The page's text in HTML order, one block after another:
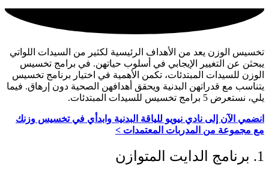
تخسيس الوزن يعد من الأهداف الرئيسية لكثير من السيدات اللواتي
يبحثن عن التغيير الإيجابي في أسلوب حياتهن. في برامج تخسيس
الوزن للسيدات المبتدئات، تكمن الأهمية في اختيار برنامج تخسيس
يتناسب مع قدراتهن البدنية ويحقق أهدافهن الصحية دون إرهاق. فيما
يلي، نستعرض 5 برامج تخسيس للسيدات المبتدئات.
انضمي الآن إلى نادي نيويو للياقة البدنية وابدأي في تخسيس وزنك
مع مجموعة من المدربات المعتمدات >
1. برنامج الدايت المتوازن